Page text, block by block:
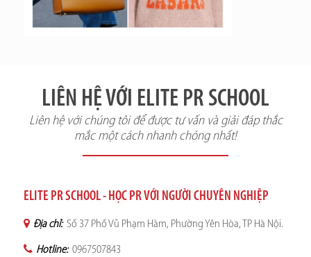
LIÊN HỆ VỚI ELITE PR SCHOOL
Liên hệ với chúng tôi để được tư vấn và giải đáp thắc
mắc một cách nhanh chóng nhất!
ELITE PR SCHOOL - HỌC PR VỚI NGƯỜI CHUYÊN NGHIỆP
Địa chỉ: Số 37 Phố Vũ Phạm Hàm, Phường Yên Hòa, TP Hà Nội.
Hotline: 0967507843